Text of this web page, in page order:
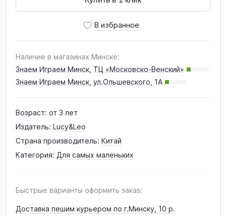
Наличие в магазинах Минске:
Знаем Играем Минск, ТЦ «Московско-Венский»
Знаем Играем Минск, ул.Ольшевского, 1А
Возраст: от 3 лет
Издатель: Lucy&Leo
Страна производитель: Китай
Категория: Для самых маленьких
Быстрые варианты оформить заказ:
Доставка пешим курьером по г.Минску, 10 р.